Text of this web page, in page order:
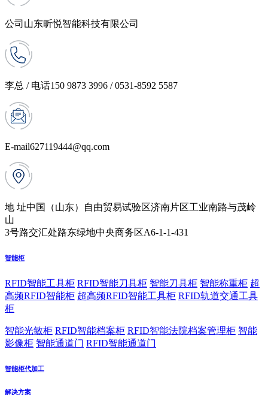
公司 山东昕悦智能科技有限公司
李总 / 电话150 9873 3996 / 0531-8592 5587
E-mail627119444@qq.com
地 址中国（山东）自由贸易试验区济南片区工业南路与茂岭
山
3号路交汇处路东绿地中央商务区A6-1-1-431
智能柜
RFID智能工具柜 RFID智能刀具柜 智能刀具柜 智能称重柜 超
高频RFID智能柜 超高频RFID智能工具柜 RFID轨道交通工具
柜
智能光敏柜 RFID智能档案柜 RFID智能法院档案管理柜 智能
影像柜 智能通道门 RFID智能通道门
智能柜代加工
解决方案